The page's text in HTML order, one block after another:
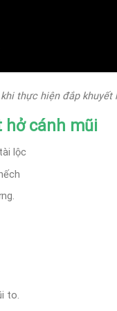
thực hiện đắp
hở cánh mũi
lộc
to.